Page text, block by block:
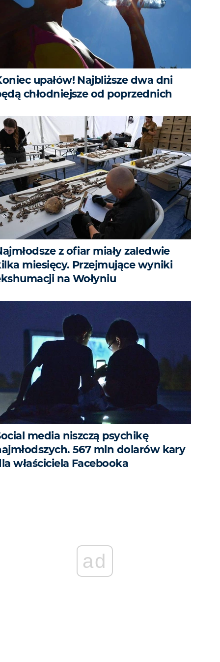
upałów! Najbliższe dwa dni
chłodniejsze od poprzednich
z ofiar miały zaledwie
miesięcy. Przejmujące wyniki
na Wołyniu
media niszczą psychikę
567 mln dolarów kary
właściciela Facebooka
ad